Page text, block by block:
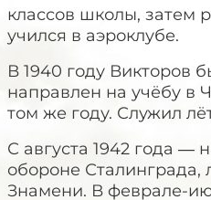
классов школы, затем
учился в аэроклубе.
В 1940 году Викторов
направлен на учёбу в
том же году. Служил
С августа 1942 года —
обороне
Знамени. В феврале-